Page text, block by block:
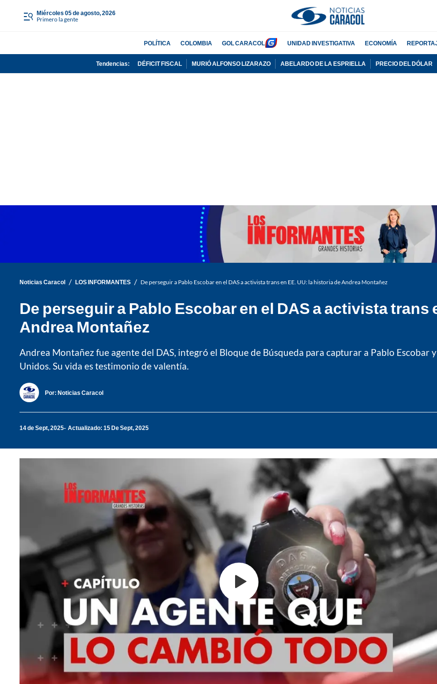
miércoles 05 de agosto, 2026
Primero la gente
POLÍTICA COLOMBIA GOL CARACOL UNIDAD INVESTIGATIVA ECONOMÍA
Tendencias: DÉFICIT FISCAL MURIÓ ALFONSO LIZARAZO ABELARDO DE LA ESPRIELLA PRECIO DEL DÓLAR
Noticias Caracol / LOS INFORMANTES / De perseguir a Pablo Escobar en el DAS a activista trans en EE. UU: la historia de Andrea Montañez
De perseguir a Pablo Escobar en el DAS a activista trans
Andrea Montañez
Andrea Montañez fue agente del DAS, integró el Bloque de Búsqueda para capturar a Pablo Escobar
Unidos. Su vida es testimonio de valentía.
Por: Noticias Caracol
14 de Sept, 2025 Actualizado: 15 De Sept, 2025